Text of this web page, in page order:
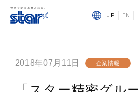
JP EN
2018年07月11日 企業情報